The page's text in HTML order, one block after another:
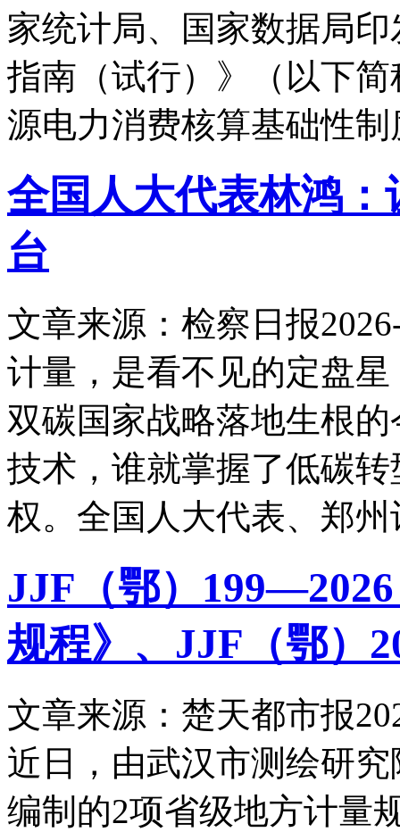
家统计局、国家数据局
指南（试行）》（以下
源电力消费核算基础性制
全国人大代表林鸿
台
文章来源：检察日报
计量，是看不见的定盘
双碳国家战略落地生根
技术，谁就掌握了低碳
权。全国人大代表、郑州
JJF（鄂）
规程》、JJF（鄂）
文章来源：楚天都市报
近日，由武汉市测绘研
编制的2项省级地方计量